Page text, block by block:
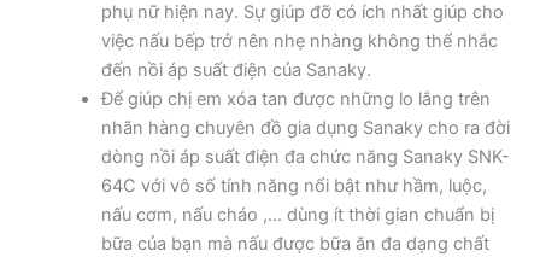
phụ nữ hiện nay. Sự giúp đỡ có ích nhất giúp cho
việc nấu bếp trở nên nhẹ nhàng không thể nhắc
đến nồi áp suất điện của Sanaky.
Để giúp chị em xóa tan được những lo lắng trên
nhãn hàng chuyên đồ gia dụng Sanaky cho ra đời
dòng nồi áp suất điện đa chức năng Sanaky SNK-
64C với vô số tính năng nổi bật như hầm, luộc,
nấu cơm, nấu cháo ,… dùng ít thời gian chuẩn bị
bữa của bạn mà nấu được bữa ăn đa dạng chất